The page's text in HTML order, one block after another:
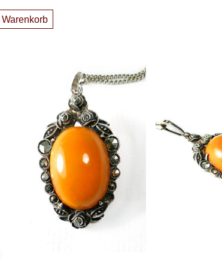
Warenkorb